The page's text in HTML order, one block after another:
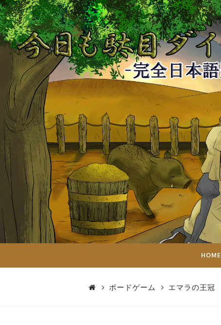
今
日
も
駄
目
ダ
イ
ス
HOME
ボードゲーム エマラの王冠